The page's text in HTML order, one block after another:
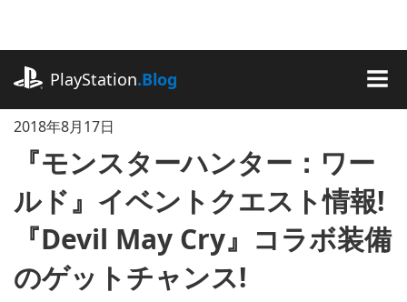
に
キ
ッ
プ
PlayStation.Blog
2018年8月17日
『モンスターハンター：ワー
ルド』イベントクエスト情報!
『Devil May Cry』コラボ装備
のゲットチャンス!